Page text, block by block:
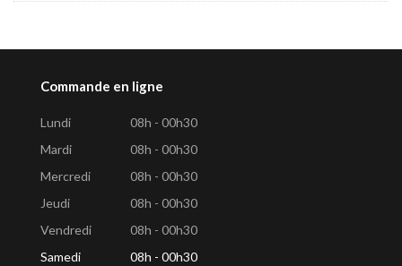
Commande en ligne
Lundi
08h - 00h30
Mardi
08h - 00h30
Mercredi
08h - 00h30
Jeudi
08h - 00h30
Vendredi
08h - 00h30
Samedi
08h - 00h30